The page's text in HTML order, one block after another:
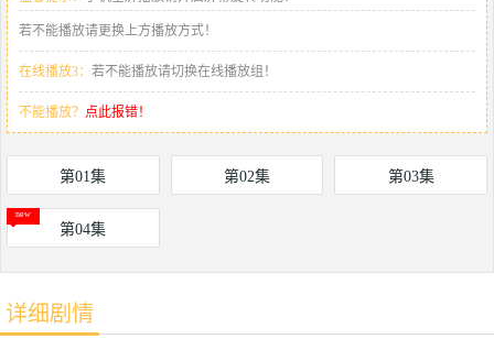
若不能播放请更换上方播放方式！
在线播放3： 若不能播放请切换在线播放组！
不能播放？ 点此报错！
第01集 第02集 第03集
第04集
详细剧情